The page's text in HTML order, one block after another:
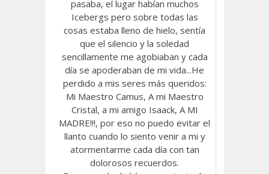
pasaba, el lugar habían muchos
Icebergs pero sobre todas las
cosas estaba lleno de hielo, sentía
que el silencio y la soledad
sencillamente me agobiaban y cada
día se apoderaban de mi vida...He
perdido a mis seres más queridos:
Mi Maestro Camus, A mi Maestro
Cristal, a mi amigo Isaack, A MI
MADRE!!!, por eso no puedo evitar el
llanto cuando lo siento venir a mi y
atormentarme cada día con tan
dolorosos recuerdos.